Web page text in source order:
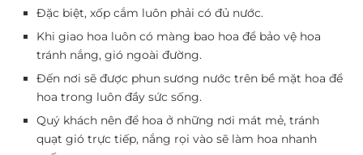
Đặc biệt, xốp cắm luôn phải có đủ nước.
Khi giao hoa luôn có màng bao hoa để bảo vệ hoa
tránh nắng, gió ngoài đường.
Đến nơi sẽ được phun sương nước trên bề mặt hoa để
hoa trong luôn đầy sức sống.
Quý khách nên để hoa ở những nơi mát mẻ, tránh
quạt gió trực tiếp, nắng rọi vào sẽ làm hoa nhanh